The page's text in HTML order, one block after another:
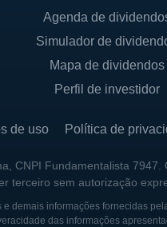
pesquisa, o que
na ampliação de
posição como um
ao longo dos anos,
trajetória, a Misonix
suas
Agenda de
Simulador de
Mapa de dividendos
Perfil de investidor
de uso Política de
CNPI Fundamentalista
terceiro sem autorização
informações fornecidas
das informações